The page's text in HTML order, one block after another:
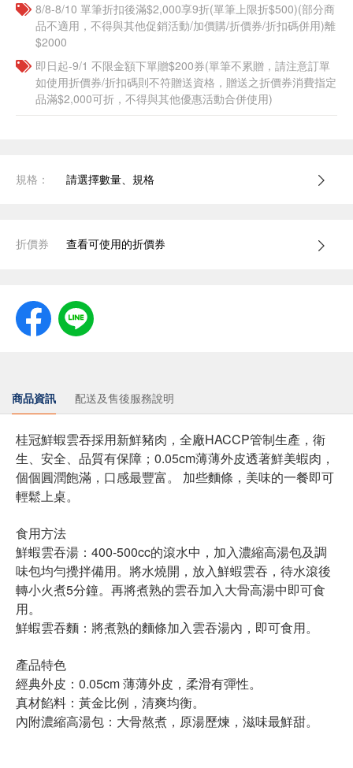
8/8-8/10 單筆折扣後滿$2,000享9折(單筆上限折$500)(部分商
品不適用，不得與其他促銷活動/加價購/折價券/折扣碼併用)離
$2000
即日起-9/1 不限金額下單贈$200券(單筆不累贈，請注意訂單
如使用折價券/折扣碼則不符贈送資格，贈送之折價券消費指定
品滿$2,000可折，不得與其他優惠活動合併使用)
規格： 請選擇數量、規格
折價券 查看可使用的折價券
商品資訊 配送及售後服務說明
桂冠鮮蝦雲吞採用新鮮豬肉，全廠HACCP管制生產，衛
生、安全、品質有保障；0.05cm薄薄外皮透著鮮美蝦肉，
個個圓潤飽滿，口感最豐富。 加些麵條，美味的一餐即可
輕鬆上桌。
食用方法
鮮蝦雲吞湯：400-500cc的滾水中，加入濃縮高湯包及調
味包均勻攪拌備用。將水燒開，放入鮮蝦雲吞，待水滾後
轉小火煮5分鐘。再將煮熟的雲吞加入大骨高湯中即可食
用。
鮮蝦雲吞麵：將煮熟的麵條加入雲吞湯內，即可食用。
產品特色
經典外皮：0.05cm 薄薄外皮，柔滑有彈性。
真材餡料：黃金比例，清爽均衡。
內附濃縮高湯包：大骨熬煮，原湯歷煉，滋味最鮮甜。